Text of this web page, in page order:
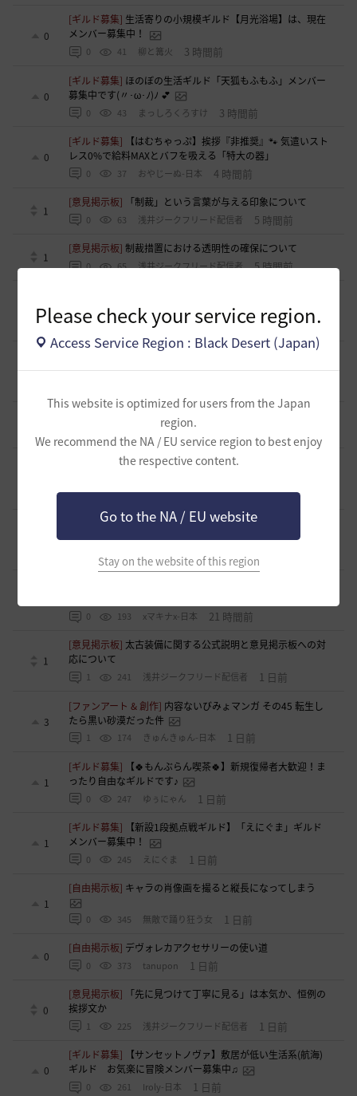
Please check your service region.
Access Service Region : Black Desert (Japan)
This website is optimized for users from the Japan
region.
We recommend the NA / EU service region to best enjoy
the respective content.
Go to the NA / EU website
Stay on the website of this region
0
[ギルド募集] 生活寄りの小規模ギルド【月光浴場】は、現在
メンバー募集中！
0 41 柳と篝火 3 時間前
0
[ギルド募集] ほのぼの生活ギルド「天狐もふもふ」メンバー
募集中です(〃･ω･ﾉ)ﾉ 💕
0 43 まっしろくろすけ 3 時間前
0
[ギルド募集]
【はむちゃっぷ】挨拶『非推奨』🐾 気遣いスト
レス0%で給料MAXとバフを吸える「特大の器」
0 37 おやじーぬ-日本 4 時間前
1
[意見掲示板] 「制裁」という言葉が与える印象について
0 63 浅井ジークフリード配信者 5 時間前
1
[意見掲示板]制裁措置における透明性の確保について
0 65 浅井ジークフリード配信者 5 時間前
0
集！現在3名！
0 64 いなドン 6 時間前
0
「ねんどろいど ウサ」の制作過程に関する広
報・情報開示について（提案）
小型ギルド【KeepOn】ギルメン募集です
242 シアラナーザ-日本 20 時間前
[ギルド募集]◇🔶【SOLATIO】メンバー募集!新規復帰者さん
0 190 たりほー-日本 20 時間前
[ギルド募集]【夢の結びめ】ワイワイ楽しめるメンバー募集
中！🩷🧡💛💚💙🩵💜
花ノひろみん 21 時間前
0 193 xマキナx-日本 21 時間前
1
[意見掲示板] 太古装備に関する公式説明と意見掲示板への対
応について
1 241 浅井ジークフリード配信者 1 日前
3
[ファンアート & 創作] 内容ないびみょマンガ その45 転生し
たら黒い砂漠だった件
1 174 きゅんきゅん-日本 1 日前
1
[ギルド募集]
【🍀もんぶらん喫茶🍀】新規復帰者大歓迎！ま
ったり自由なギルドです♪
0 247 ゆぅにゃん 1 日前
1
[ギルド募集]
【新設1段拠点戦ギルド】「えにぐま」ギルド
メンバー募集中！
0 245 えにぐま 1 日前
1
[自由掲示板] キャラの肖像画を撮ると縦長になってしまう
0 345 無敵で踊り狂う女 1 日前
0
[自由掲示板] デヴォレカアクセサリーの使い道
0 373 tanupon 1 日前
0
[意見掲示板]
「先に見つけて丁寧に見る」は本気か、恒例の
挨拶文か
1 225 浅井ジークフリード配信者 1 日前
0
[ギルド募集]
【サンセットノヴァ】敷居が低い生活系(航海)
ギルド お気楽に冒険メンバー募集中♫
0 261 Iroly-日本 1 日前